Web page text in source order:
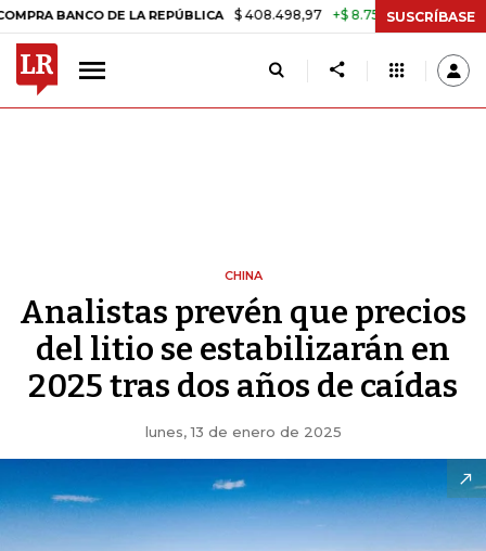
DE LA REPÚBLICA $ 408.498,97 +$ 8.753,81 +2,19% TASA DE
SUSCRÍBASE
CHINA
Analistas prevén que precios
del litio se estabilizarán en
2025 tras dos años de caídas
lunes, 13 de enero de 2025